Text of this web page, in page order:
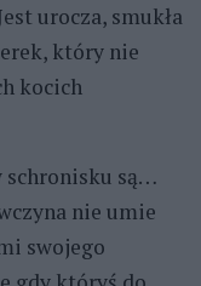
urocza, smukła
który nie
kocich
schronisku są…
nie umie
swojego